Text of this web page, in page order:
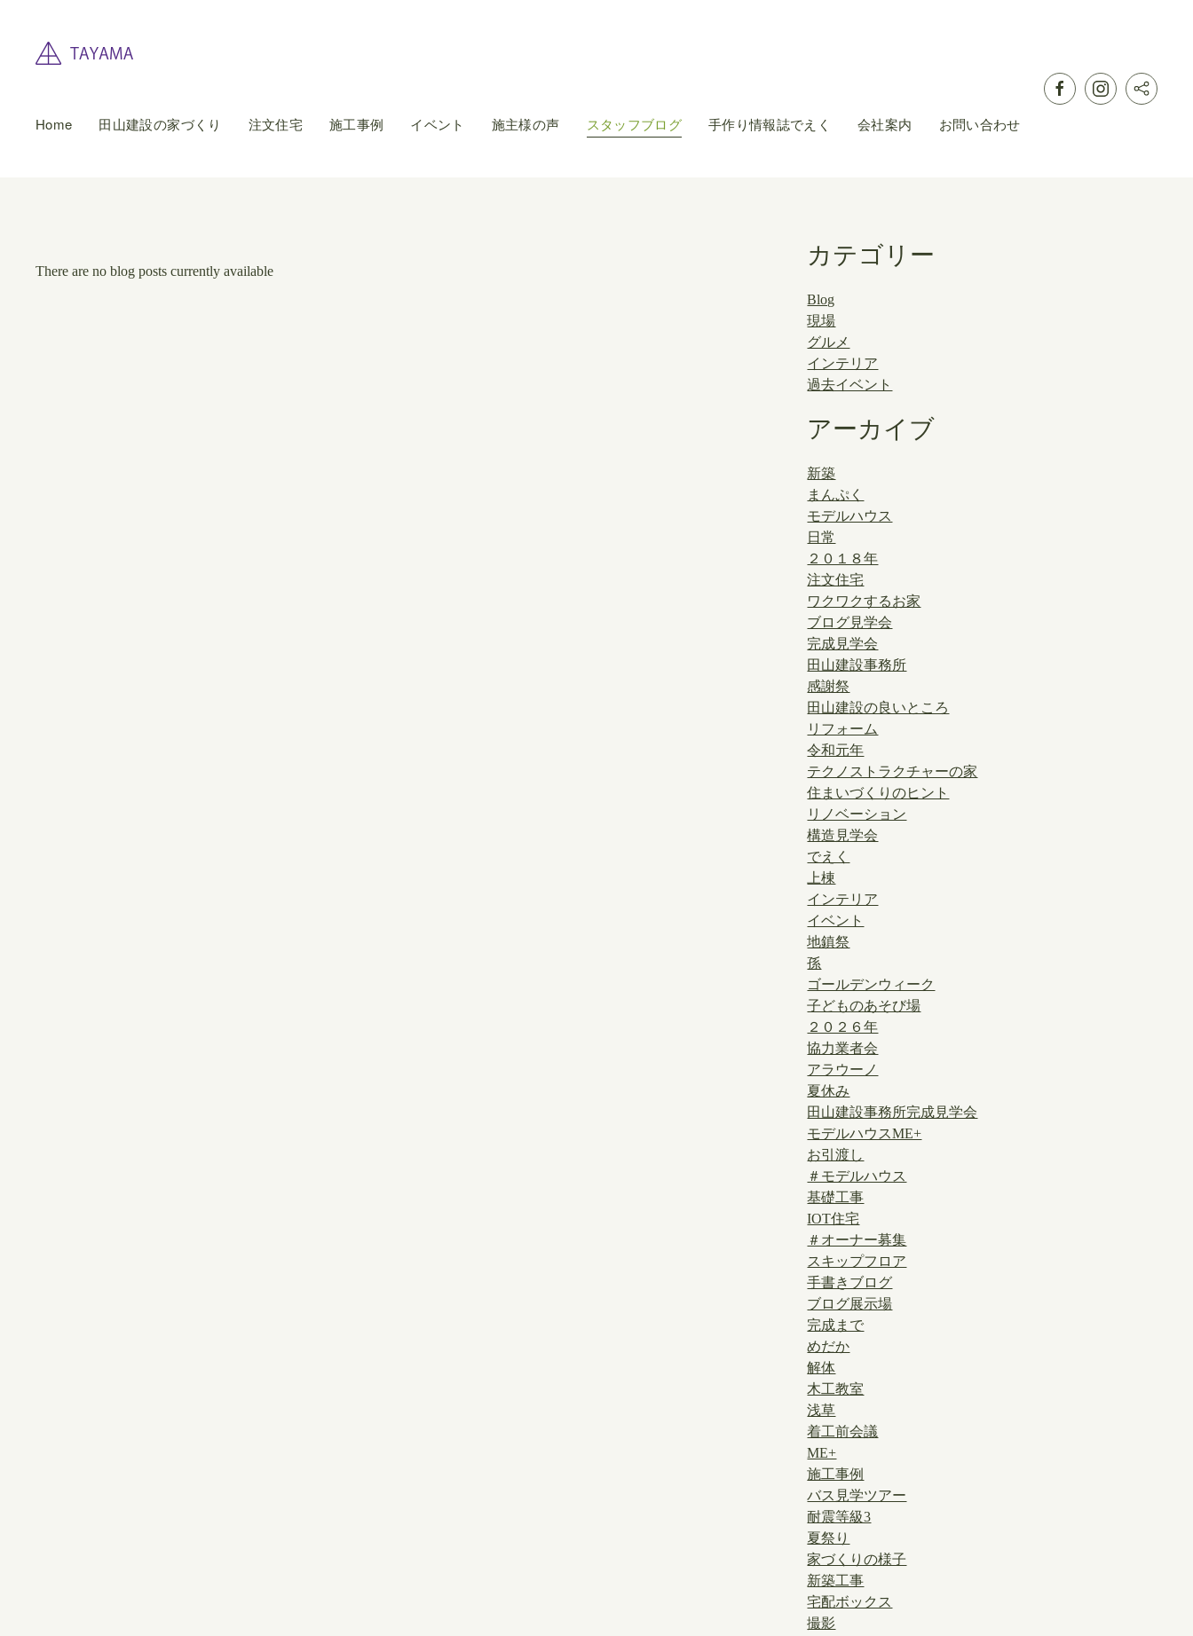
Home 田山建設の家づくり 注文住宅 施工事例 イベント 施主様の声 スタッフブログ 手作り情報誌でえく 会社案内 お問い合わせ
There are no blog posts currently available
カテゴリー
Blog
現場
グルメ
インテリア
過去イベント
アーカイブ
新築
まんぷく
モデルハウス
日常
２０１８年
注文住宅
ワクワクするお家
ブログ見学会
完成見学会
田山建設事務所
感謝祭
田山建設の良いところ
リフォーム
令和元年
テクノストラクチャーの家
住まいづくりのヒント
リノベーション
構造見学会
でえく
上棟
インテリア
イベント
地鎮祭
孫
ゴールデンウィーク
子どものあそび場
２０２６年
協力業者会
アラウーノ
夏休み
田山建設事務所完成見学会
モデルハウスME+
お引渡し
＃モデルハウス
基礎工事
IOT住宅
＃オーナー募集
スキップフロア
手書きブログ
ブログ展示場
完成まで
めだか
解体
木工教室
浅草
着工前会議
ME+
施工事例
バス見学ツアー
耐震等級3
夏祭り
家づくりの様子
新築工事
宅配ボックス
撮影